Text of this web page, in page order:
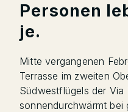
Personen
je.
Mitte vergangenen
Terrasse im zweiten
Südwestflügels der Via
sonnendurchwärmt bei